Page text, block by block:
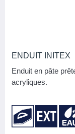
ENDUIT INITEX
Enduit en pâte
acryliques.